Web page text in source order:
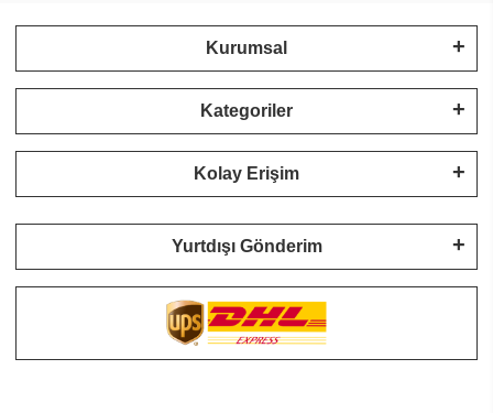
Kurumsal
Kategoriler
Kolay Erişim
Yurtdışı Gönderim